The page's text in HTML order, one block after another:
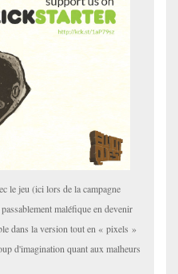
le jeu (ici lors de la campagne
maléfique en devenir
dans la version tout en « pixels »
d'imagination quant aux malheurs